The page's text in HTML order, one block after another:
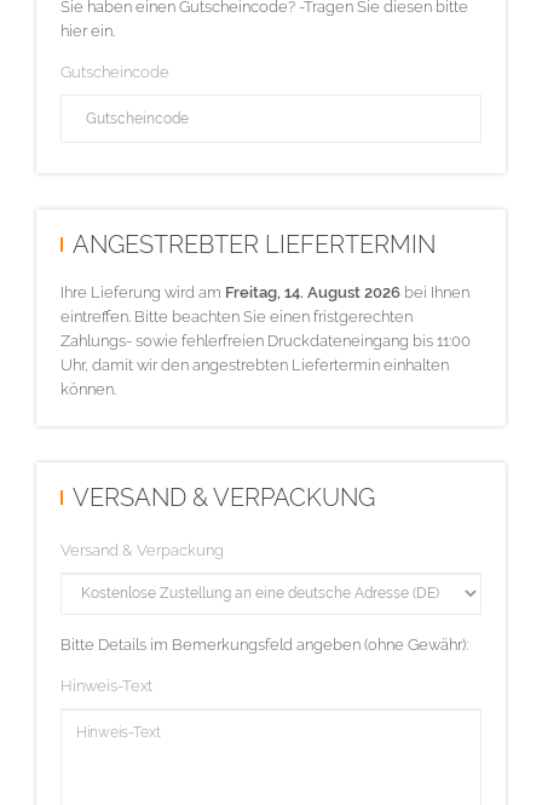
Sie haben einen Gutscheincode? -Tragen Sie diesen bitte
hier ein.
Gutscheincode
ANGESTREBTER LIEFERTERMIN
Ihre Lieferung wird am Freitag, 14. August 2026 bei Ihnen
eintreffen. Bitte beachten Sie einen fristgerechten
Zahlungs- sowie fehlerfreien Druckdateneingang bis 11:00
Uhr, damit wir den angestrebten Liefertermin einhalten
können.
VERSAND & VERPACKUNG
Versand & Verpackung
Bitte Details im Bemerkungsfeld angeben (ohne Gewähr):
Hinweis-Text